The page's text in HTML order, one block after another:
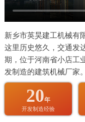
新乡市英昊建工机械有
这里历史悠久，交通发
期，位于河南省小店工
发制造的建筑机械厂家
20年
开发制造经验